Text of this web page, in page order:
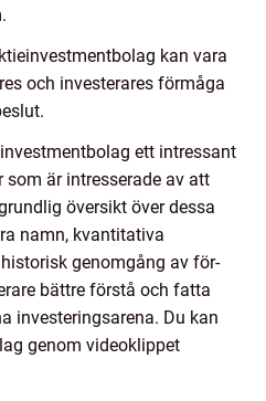
kan vara
och investerares förmåga
ett intressant
är intresserade av att
översikt över dessa
namn, kvantitativa
genomgång av för-
bättre förstå och fatta
investeringsarena. Du kan
genom videoklippet